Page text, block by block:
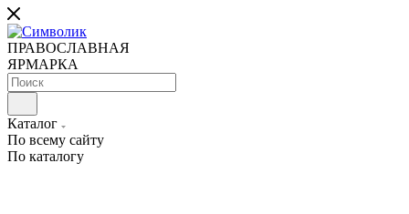
ПРАВОСЛАВНАЯ
ЯРМАРКА
Каталог
По всему сайту
По каталогу